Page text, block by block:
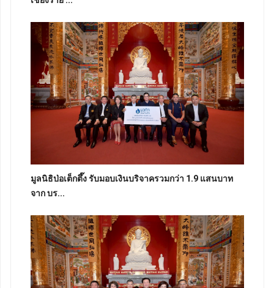
มูลนิธิป่อเต็กตึ๊ง รับมอบเงินบริจาครวมกว่า 1.9 แสนบาท
จาก บร...